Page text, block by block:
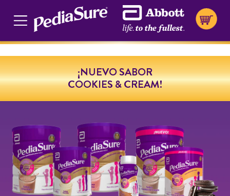
¡NUEVO SABOR
COOKIES & CREAM!